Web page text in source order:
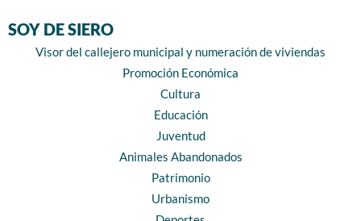
SOY DE SIERO
Visor del callejero municipal y numeración de viviendas
Promoción Económica
Cultura
Educación
Juventud
Animales Abandonados
Patrimonio
Urbanismo